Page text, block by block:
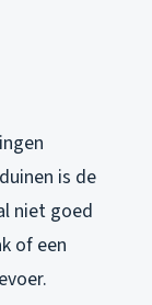
is de
niet goed
of een